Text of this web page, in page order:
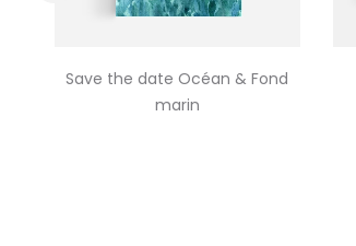
Save the date Océan & Fond
marin